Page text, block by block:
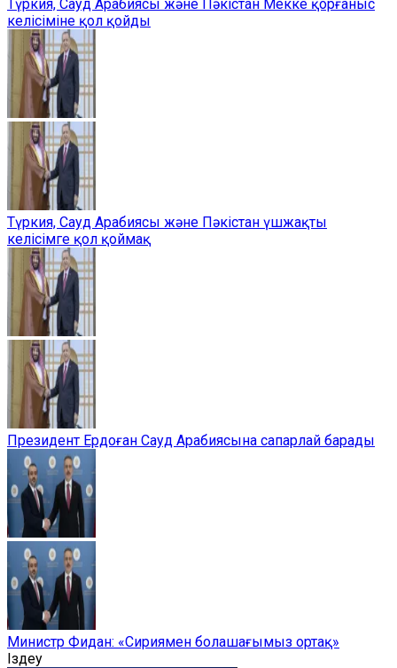
Түркия, Сауд Арабиясы және Пәкістан Мекке қорғаныс
келісіміне қол қойды
Түркия, Сауд Арабиясы және Пәкістан үшжақты
келісімге қол қоймақ
Президент Ердоған Сауд Арабиясына сапарлай барады
Министр Фидан: «Сириямен болашағымыз ортақ»
Іздеу